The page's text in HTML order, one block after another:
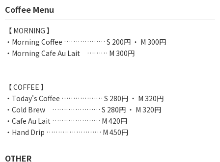
Coffee Menu
【 MORNING 】
・Morning Coffee ……………… S 200円 ・ M 300円
・Morning Cafe Au Lait ……… M 300円
【 COFFEE 】
・Today's Coffee ……………… S 280円 ・ M 320円
・Cold Brew ………………… S 280円 ・ M 320円
・Cafe Au Lait ………………… M 420円
・Hand Drip …………………… M 450円
OTHER